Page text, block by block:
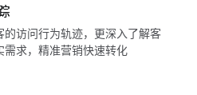
的访问行为轨迹，更深入了解客
需求，精准营销快速转化